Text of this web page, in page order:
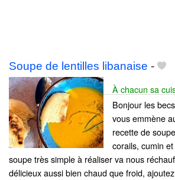
Soupe de lentilles libanaise -
À chacun sa
Bonjour les
vous emmène
recette de
corails, cumin
soupe très simple à réaliser va nous
délicieux aussi bien chaud que froid,